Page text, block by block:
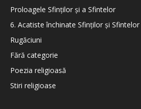
Proloagele Sfinților și a Sfintelor
6. Acatiste închinate Sfinților și Sfintelor
Rugăciuni
Fără categorie
Poezia religioasă
Stiri religioase